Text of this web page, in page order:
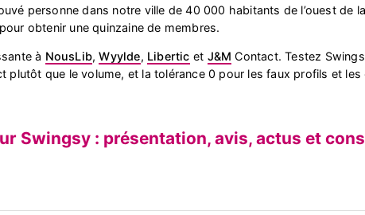
personne dans notre ville de 40 000 habitants de l’ouest de
obtenir une quinzaine de membres.
à NousLib,Wyylde, Libertic et J&M Contact. Testez
plutôt que le volume, et la tolérance 0 pour les faux profils et les
Swingsy : présentation, avis, actus et